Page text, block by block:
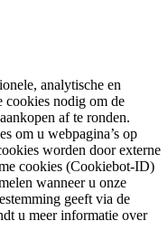
analytische en
cookies nodig om de
af te ronden.
om u webpagina’s op
worden door externe
cookies (Cookiebot-ID)
wanneer u onze
geeft via de
u meer informatie over